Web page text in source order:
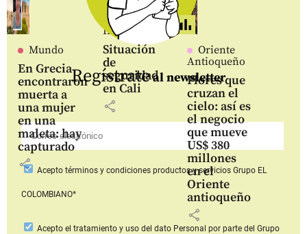
Mundo
En Grecia
encontraron
muerta a
una mujer
en una
maleta: hay
capturado
share
Inicio
Situación
de
seguridad
en Cali
share
Oriente
Antioqueño
Flores que
cruzan el
cielo: así es
el negocio
que mueve
US$ 380
millones
en el
Oriente
antioqueño
share
Regístrateal newsletter
Aceptotérminos y condiciones productos y serviciosGrupo EL
COLOMBIANO*
Acepto el tratamiento y uso del dato Personal por parte del Grupo